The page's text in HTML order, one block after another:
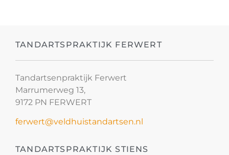
TANDARTSPRAKTIJK FERWERT
Tandartsenpraktijk Ferwert
Marrumerweg 13,
9172 PN FERWERT
ferwert@veldhuistandartsen.nl
TANDARTSPRAKTIJK STIENS